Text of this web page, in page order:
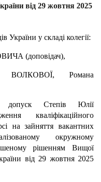
від 29 жовтня 2025
України у складі колегії:
(доповідач),
ВОЛКОВОЇ, Романа
допуск Степів Юлії
кваліфікаційного
на зайняття вакантних
окружному
рішенням Вищої
від 29 жовтня 2025